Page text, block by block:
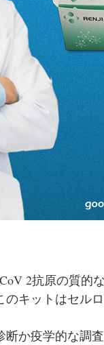
2抗原の質的
キットはセル
か疫学的な調